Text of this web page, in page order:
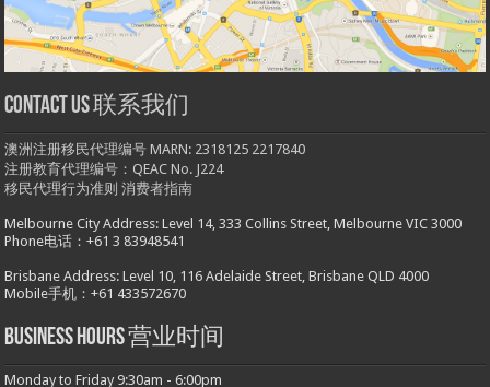
Contact us 联系我们
澳洲注册移民代理编号 MARN: 2318125 2217840
注册教育代理编号：QEAC No. J224
移民代理行为准则 消费者指南
Melbourne City Address: Level 14, 333 Collins Street, Melbourne VIC 3000
Phone电话：+61 3 83948541
Brisbane Address: Level 10, 116 Adelaide Street, Brisbane QLD 4000
Mobile手机：+61 433572670
Business hours 营业时间
Monday to Friday 9:30am - 6:00pm